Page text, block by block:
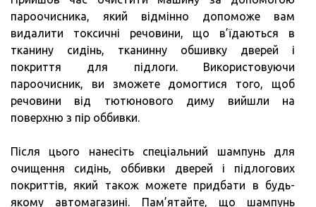
пароочисника, який відмінно допоможе вам
видалити токсичні речовини, що в’їдаються в
тканину сидінь, тканинну обшивку дверей і
покриття для підлоги. Використовуючи
пароочисник, ви зможете домогтися того, щоб
речовини від тютюнового диму вийшли на
поверхню з пір оббивки.
Після цього нанесіть спеціальний шампунь для
очищення сидінь, оббивки дверей і підлогових
покриттів, який також можете придбати в будь-
якому автомагазині. Пам’ятайте, що шампунь